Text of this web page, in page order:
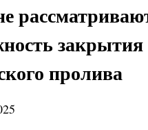
закрытия
пролива